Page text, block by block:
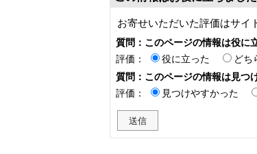
お寄せいただいた評価はサイ
質問：このページの情報は役に
評価：
役に立った どち
質問：このページの情報は見つ
評価：
見つけやすかった